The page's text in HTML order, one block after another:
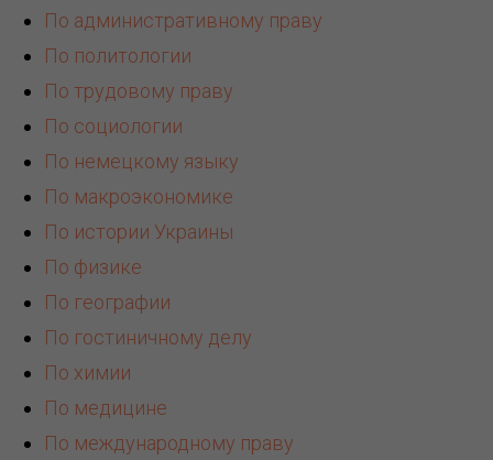
По административному праву
По политологии
По трудовому праву
По социологии
По немецкому языку
По макроэкономике
По истории Украины
По физике
По географии
По гостиничному делу
По химии
По медицине
По международному праву